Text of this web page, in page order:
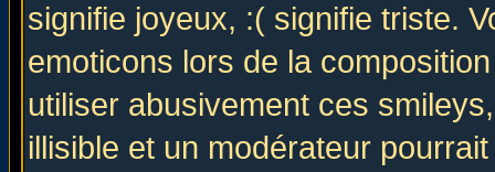
signifie joyeux, :( signifie triste.
emoticons lors de la
utiliser abusivement ces
illisible et un modérateur